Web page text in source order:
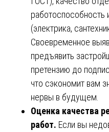
(электрика,
Своевременное
предъявить
претензию до
что сэкономит вам
нервы в будущем.
Оценка качества
работ. Если вы